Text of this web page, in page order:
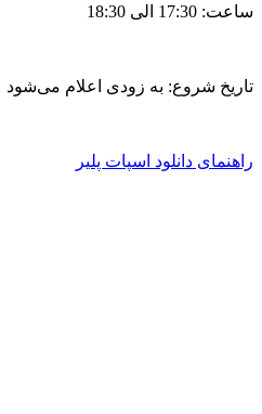
ساعت: 17:30 الی 18:30
تاریخ شروع: به زودی اعلام می‌شود
راهنمای دانلود اسپات پلیر